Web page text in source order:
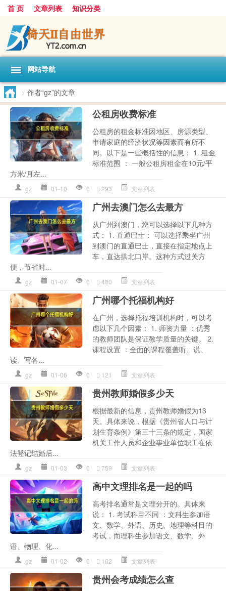
首 页 文章列表 知识分类
网站导航
> 作者“gz”的文章
公租房收费标准
公租房的租金标准因地区、房源类型、
申请家庭的经济状况等因素而有所不
同。以下是一些概括性的信息： 1. 租金
标准范围 ： 一般公租房租金在10元/平
方米/月左...
gz 01-10 0 293 文章列表
广州去澳门怎么去最方
从广州到澳门，您可以选择以下几种方
式： 1. 直通巴士： 可以选择乘坐广州
到澳门的直通巴士，直接在指定地点上
车，直达拱北口岸。这种方式过关方
便，节省时...
gz 01-07 0 480 文章列表
广州哪个托福机构好
在广州，选择托福培训机构时，可以考
虑以下几个因素： 1. 师资力量 ：优秀
的教师团队是保证教学质量的关键。 2.
课程设置 ：全面的课程覆盖听、说、
读、写各...
gz 01-06 0 121 文章列表
贵州教师婚假多少天
根据最新的信息，贵州教师婚假为13
天。具体来说，根据《贵州省人口与计
划生育条例》第三十三条的规定，国家
机关工作人员和企业事业单位职工在依
法登记结婚后...
gz 01-03 0 759 文章列表
高中文理排名是一起的吗
高考排名通常是文理分开的。具体来
说： 1. 考试科目不同 ：文科生参加语
文、数学、外语、历史、地理等科目的
考试，而理科生参加语文、数学、外
语、物理、化...
gz 01-02 0 102 文章列表
贵州会考成绩怎么查